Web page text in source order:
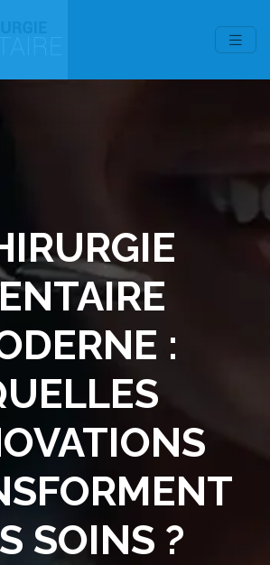
:
SOINS ?